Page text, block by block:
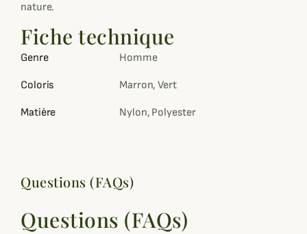
nature.
Fiche technique
Genre Homme
Coloris Marron, Vert
Matière Nylon, Polyester
Questions (FAQs)
Questions (FAQs)